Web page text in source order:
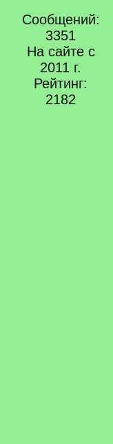
Сообщений:
3351
На сайте с
2011 г.
Рейтинг:
2182